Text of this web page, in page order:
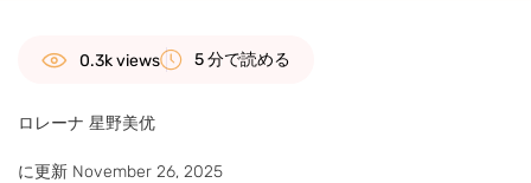
0.3k views 5 分で読める
ロレーナ 星野美优
に更新 November 26, 2025